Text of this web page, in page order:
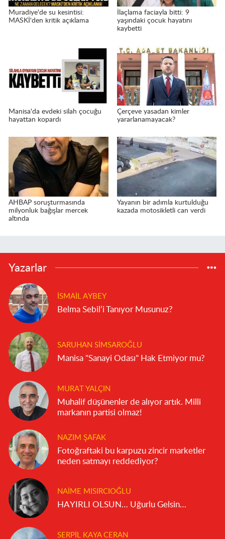
Muradiye'de su kesintisi:
MASKİ'den kritik açıklama
İlaçlama faciayla bitti: 9
yaşındaki çocuk hayatını
kaybetti
Manisa'da evdeki silah çocuğu
hayattan kopardı
Çerçeve yasadan kimler
yararlanamayacak?
AHBAP soruşturmasında
milyonluk bağışlar mercek
altında
Yayanın bir adımla kurtulduğu
kazada motosikletli can verdi
Yazarlar
İSMAIL AYBEY
Belma Sebil’i Tanıyor Musunuz?
SARUHAN SIMSAROĞLU
Manisa "Sanayi Odası" Hak Etmiyor mu?
MURAT YALÇIN
Muhalif düşünenler de alıyor artık. Milli
markanın partisi olmaz!
NAZIM ŞAFAK
Fotoğraftaki bu karpuzu zincir marketler
neden satmayı reddediyor?
NAIME MISIRCIOĞLU
HAYIRLI OLSUN… Uğurlu Gelsin…
SERPIL KAYA CERAN